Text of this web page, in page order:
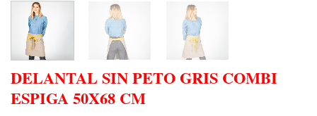
DELANTAL SIN PETO GRIS COMBI
ESPIGA 50X68 CM